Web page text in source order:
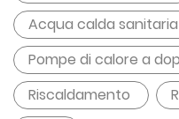
Acqua calda sanitaria
Pompe di calore a
Riscaldamento